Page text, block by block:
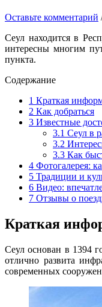
Оставьте комментарий
Сеул находится в
интересны многим
пункта.
Содержание
1 Краткая
2 Как добраться
3 Известные
3.1 Сеул в
3.2
3.3 Как
4 Фотогалерея:
5 Традиции и
6 Видео:
7 Отзывы о
Краткая
Сеул основан в 1394
отлично развита
современных